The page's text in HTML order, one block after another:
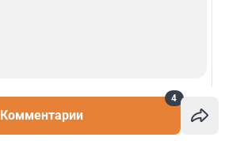
Комментарии
4